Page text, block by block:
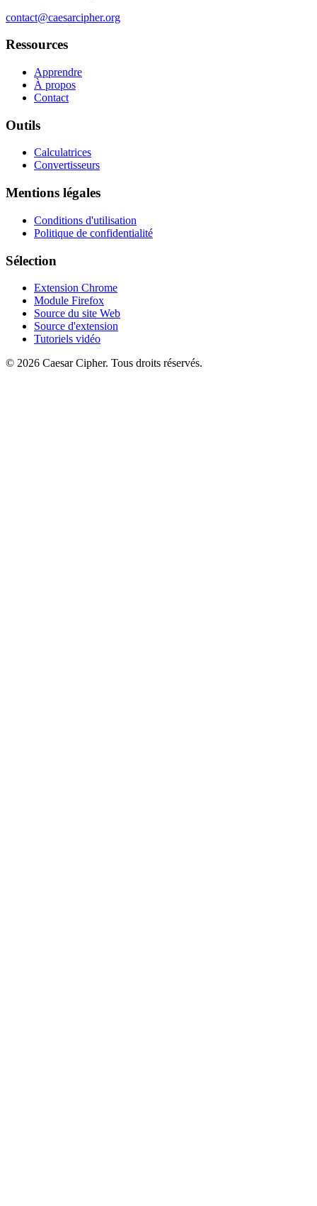
contact@caesarcipher.org
Ressources
Apprendre
À propos
Contact
Outils
Calculatrices
Convertisseurs
Mentions légales
Conditions d'utilisation
Politique de confidentialité
Sélection
Extension Chrome
Module Firefox
Source du site Web
Source d'extension
Tutoriels vidéo
© 2026 Caesar Cipher. Tous droits réservés.